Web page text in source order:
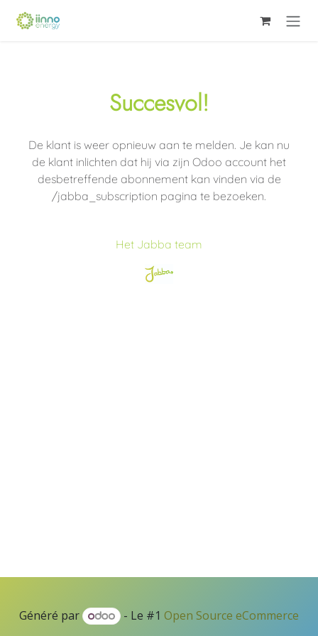
Succesvol!
De klant is weer opnieuw aan te melden. Je kan nu
de klant inlichten dat hij via zijn Odoo account het
desbetreffende abonnement kan vinden via de
/jabba_subscription pagina te bezoeken.
Het Jabba team
Généré par - Le #1Open Source eCommerce